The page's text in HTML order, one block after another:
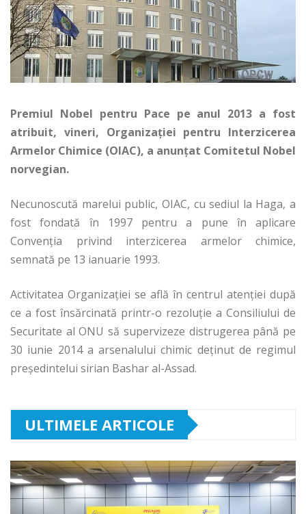
Premiul Nobel pentru Pace pe anul 2013 a fost
atribuit, vineri, Organizaţiei pentru Interzicerea
Armelor Chimice (OIAC), a anunţat Comitetul Nobel
norvegian.
Necunoscută marelui public, OIAC, cu sediul la Haga, a
fost fondată în 1997 pentru a pune în aplicare
Convenţia privind interzicerea armelor chimice,
semnată pe 13 ianuarie 1993.
Activitatea Organizaţiei se află în centrul atenţiei după
ce a fost însărcinată printr-o rezoluţie a Consiliului de
Securitate al ONU să supervizeze distrugerea până pe
30 iunie 2014 a arsenalului chimic deţinut de regimul
preşedintelui sirian Bashar al-Assad.
ULTIMELE ARTICOLE